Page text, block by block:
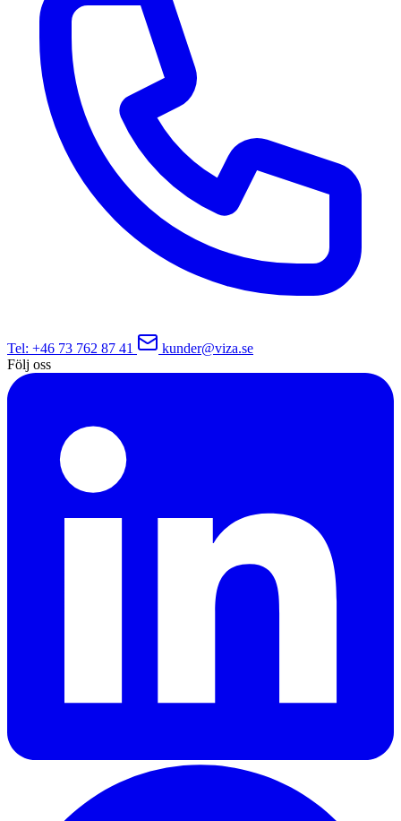
Tel: +46 73 762 87 41
kunder@viza.se
Följ oss